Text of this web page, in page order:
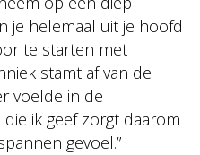
je helemaal uit je hoofd
te starten met
stamt af van de
voelde in de
ik geef zorgt daarom
gevoel.”